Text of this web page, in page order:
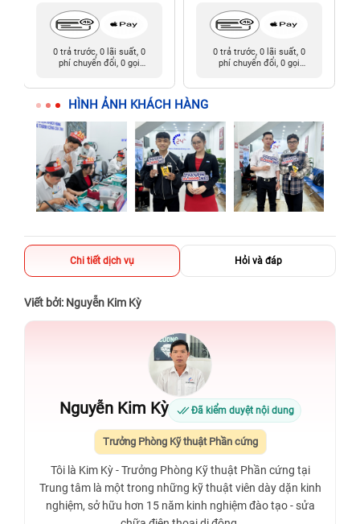
0 trả trước, 0 lãi suất, 0
phí chuyển đổi, 0 gọi
0 trả trước, 0 lãi suất, 0
phí chuyển đổi, 0 gọi
HÌNH ẢNH KHÁCH HÀNG
Chi tiết dịch vụ Hỏi và đáp
Viết bởi: Nguyễn Kim Kỳ
Nguyễn Kim Kỳ Đã kiểm duyệt nội dung
Trưởng Phòng Kỹ thuật Phần cứng
Tôi là Kim Kỳ - Trưởng Phòng Kỹ thuật Phần cứng tại
Trung tâm là một trong những kỹ thuật viên dày dặn kinh
nghiệm, sở hữu hơn 15 năm kinh nghiệm đào tạo - sửa